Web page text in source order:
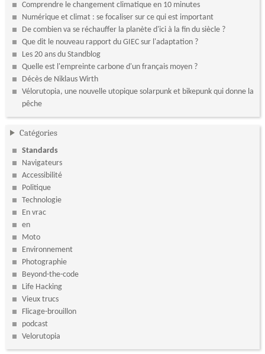
Comprendre le changement climatique en 10 minutes
Numérique et climat : se focaliser sur ce qui est important
De combien va se réchauffer la planète d'ici à la fin du siècle ?
Que dit le nouveau rapport du GIEC sur l'adaptation ?
Les 20 ans du Standblog
Quelle est l'empreinte carbone d'un français moyen ?
Décès de Niklaus Wirth
Vélorutopia, une nouvelle utopique solarpunk et bikepunk qui donne la
pêche
Catégories
Standards
Navigateurs
Accessibilité
Politique
Technologie
En vrac
en
Moto
Environnement
Photographie
Beyond-the-code
Life Hacking
Vieux trucs
Flicage-brouillon
podcast
Velorutopia